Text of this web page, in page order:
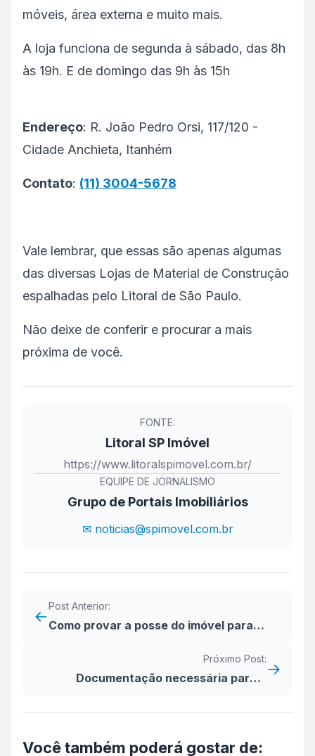
móveis, área externa e muito mais.
A loja funciona de segunda à sábado, das 8h
às 19h. E de domingo das 9h às 15h
Endereço: R. João Pedro Orsi, 117/120 -
Cidade Anchieta, Itanhém
Contato: (11) 3004-5678
Vale lembrar, que essas são apenas algumas
das diversas Lojas de Material de Construção
espalhadas pelo Litoral de São Paulo.
Não deixe de conferir e procurar a mais
próxima de você.
FONTE:
Litoral SP Imóvel
https://www.litoralspimovel.com.br/
EQUIPE DE JORNALISMO
Grupo de Portais Imobiliários
✉ noticias@spimovel.com.br
←
Post Anterior:
Como provar a posse do imóvel para
Próximo Post:
Documentação necessária para o →
Você também poderá gostar de: